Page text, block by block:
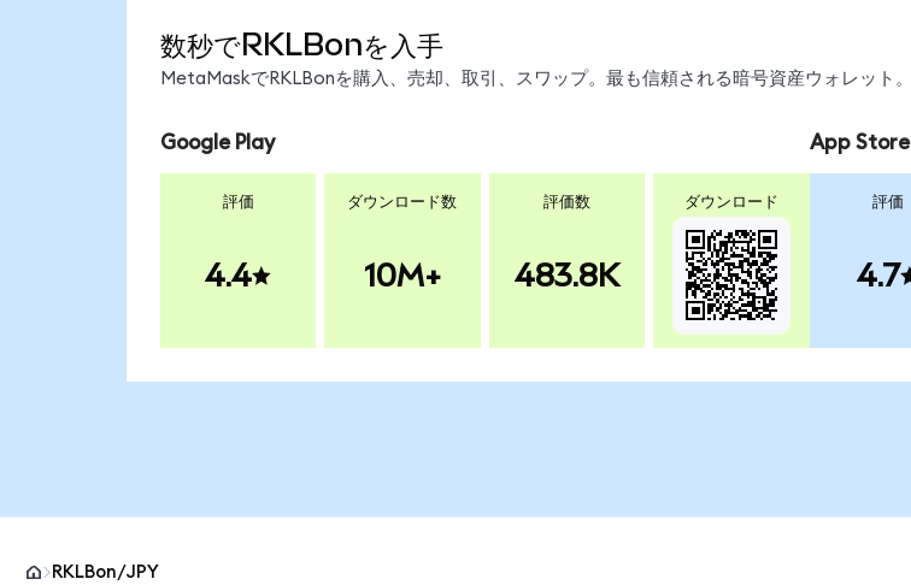
数秒でRKLBonを入手
MetaMaskでRKLBonを購入、売却、取引、スワップ。最も信頼される暗号資産ウォレット。
Google Play
評価
4.4
ダウンロード数
10M+
評価数
483.8K
ダウンロード
App Store
評価
4.7
RKLBon/JPY